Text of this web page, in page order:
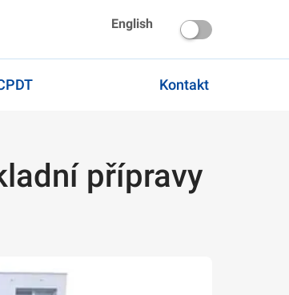
English
Kontakt
přípravy